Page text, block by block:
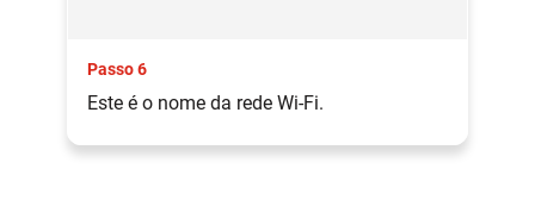
Passo 6
Este é o nome da rede Wi-Fi.